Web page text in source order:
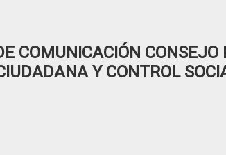
COMUNICACIÓN CONSEJO
Y CONTROL